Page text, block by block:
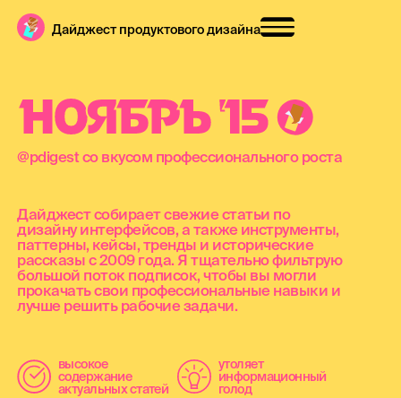
Дайджест продуктового дизайна
НОЯБРЬ'15
@pdigest со вкусом профессионального роста
Дайджест собирает свежие статьи по
дизайну интерфейсов, а также инструменты,
паттерны, кейсы, тренды и исторические
рассказы с 2009 года. Я тщательно фильтрую
большой поток подписок, чтобы вы могли
прокачать свои профессиональные навыки и
лучше решить рабочие задачи.
высокое
содержание
актуальных статей
утоляет
информационный
голод